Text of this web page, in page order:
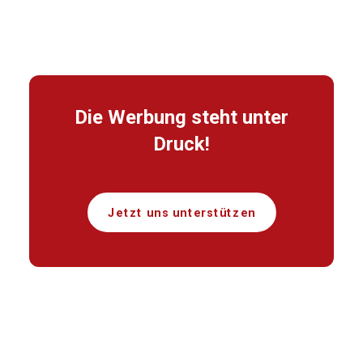
Die Werbung steht unter
Druck!
Jetzt uns unterstützen